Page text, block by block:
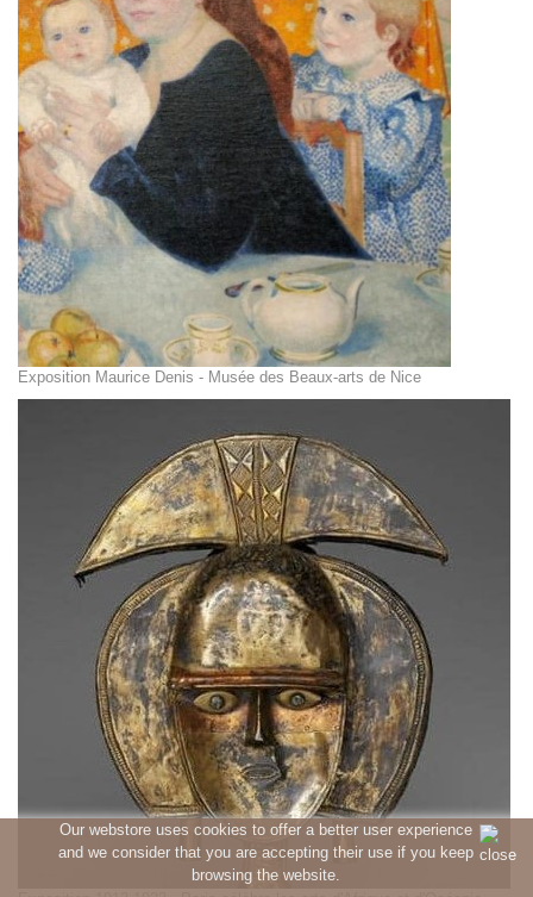
Our webstore uses cookies to offer a better user experience
and we consider that you are accepting their use if you keep
browsing the website.
Exposition Maurice Denis - Musée des Beaux-arts de Nice